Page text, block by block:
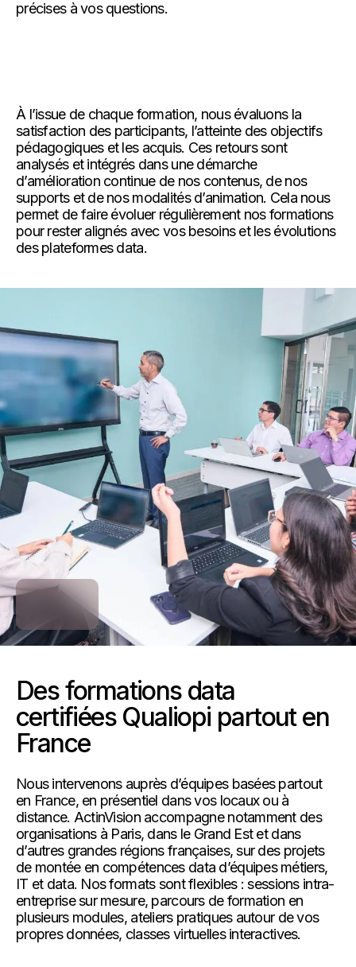
précises à vos questions.
À l’issue de chaque formation, nous évaluons la
satisfaction des participants, l’atteinte des objectifs
pédagogiques et les acquis. Ces retours sont
analysés et intégrés dans une démarche
d’amélioration continue de nos contenus, de nos
supports et de nos modalités d’animation. Cela nous
permet de faire évoluer régulièrement nos formations
pour rester alignés avec vos besoins et les évolutions
des plateformes data.
Des formations data
certifiées Qualiopi partout en
France
Nous intervenons auprès d’équipes basées partout
en France, en présentiel dans vos locaux ou à
distance. ActinVision accompagne notamment des
organisations à Paris, dans le Grand Est et dans
d’autres grandes régions françaises, sur des projets
de montée en compétences data d’équipes métiers,
IT et data. Nos formats sont flexibles : sessions intra-
entreprise sur mesure, parcours de formation en
plusieurs modules, ateliers pratiques autour de vos
propres données, classes virtuelles interactives.